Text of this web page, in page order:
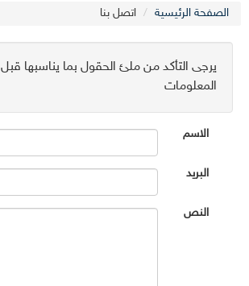
الصفحة الرئيسية اتصل بنا
يرجى التأكد من ملئ الحقول بما يناسبها
المعلومات
الاسم
البريد
النص